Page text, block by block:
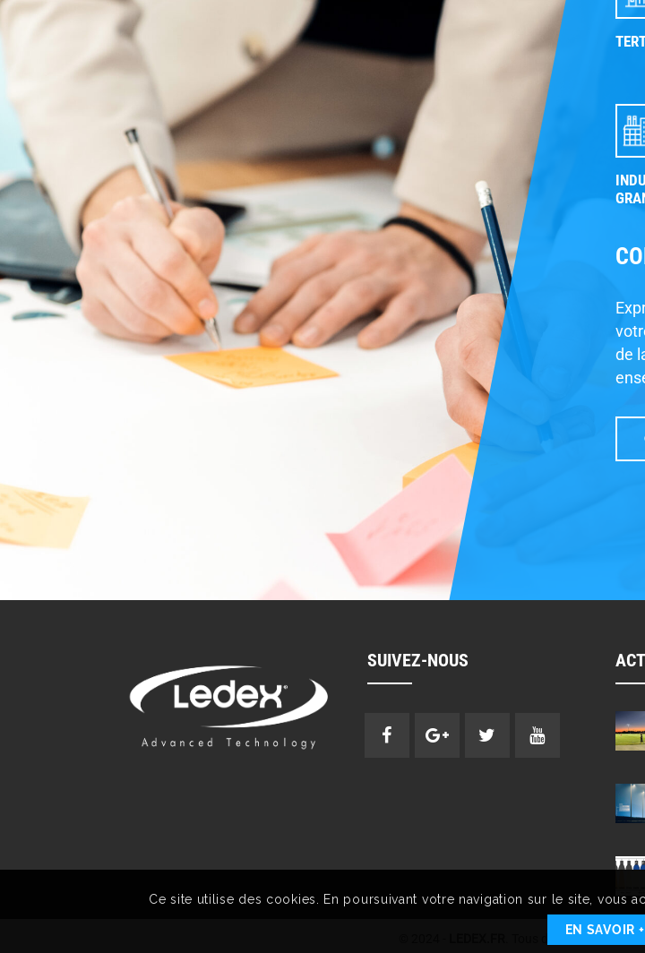
de
SUIVEZ-NOUS
. Tous droits réservés.
Ce site utilise des cookies. En poursuivant votre navigation sur le site, vous
EN SAVOIR +